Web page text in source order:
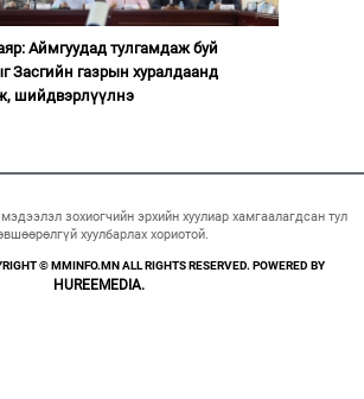
Аймгуудад тулгамдаж буй
Засгийн газрын хуралдаанд
шийдвэрлүүлнэ
зохиогчийн эрхийн хуулиар хамгаалагдсан тул
хуулбарлах хориотой.
© MMINFO.MN ALL RIGHTS RESERVED. POWERED BY
HUREEMEDIA.